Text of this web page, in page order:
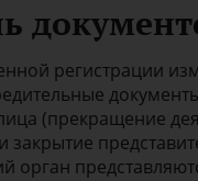
регистрации
(прекращение
закрытие
орган